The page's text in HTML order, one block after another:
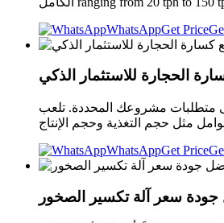
WhatsAppGet Price
الحجارة للاستثمار الذكي
النهائية لمصنع تكسير الحجارة على متطلبات مشروعك المحددة. تلعب
مثل حجم التغذية وحجم الإنتاج
WhatsAppGet Price
جودة سعر آلة تكسير الصخور